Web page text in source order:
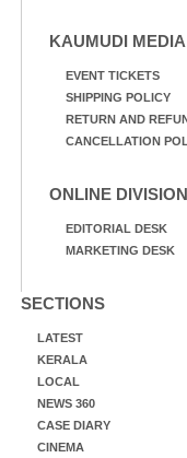
KAUMUDI
EVENT TICKETS
SHIPPING POLICY
RETURN AND
CANCELLATION
ONLINE DIVISION
EDITORIAL DESK
MARKETING DESK
SECTIONS
LATEST
KERALA
LOCAL
NEWS 360
CASE DIARY
CINEMA